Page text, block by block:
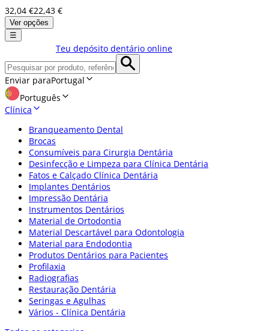
32,04 €22,43 €
Ver opções
☰
Teu depósito dentário online
Enviar paraPortugal
Português
Clínica
Branqueamento Dental
Brocas
Consumíveis para Cirurgia Dentária
Desinfecção e Limpeza para Clínica Dentária
Fatos e Calçado Clínica Dentária
Implantes Dentários
Impressão Dentária
Instrumentos Dentários
Material de Ortodontia
Material Descartável para Odontologia
Material para Endodontia
Produtos Dentários para Pacientes
Profilaxia
Radiografias
Restauração Dentária
Seringas e Agulhas
Vários - Clínica Dentária